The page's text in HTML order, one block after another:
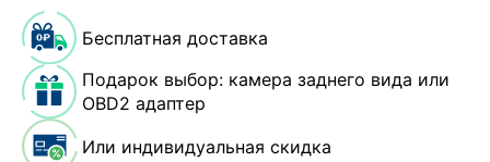
Бесплатная доставка
Подарок выбор: камера заднего вида или
OBD2 адаптер
Или индивидуальная скидка